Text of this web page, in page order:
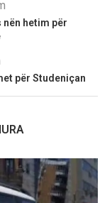
nën hetim për
për Studeniçan